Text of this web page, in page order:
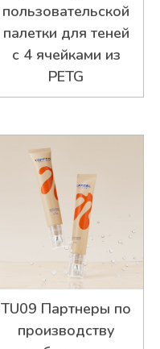
пользовательской
палетки для теней
с 4 ячейками из
PETG
TU09 Партнеры по
производству